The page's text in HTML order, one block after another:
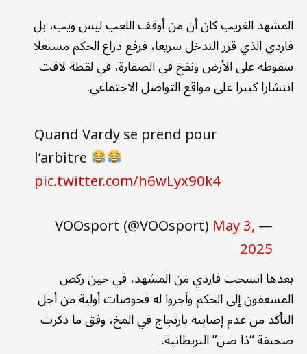
المشهد الغريب كان أن من أوقف اللعب ليس ويب، بل
فاردي الذي قرر التدخل سريعا، فرفع ذراع الحكم مستغلا
سقوطه على الأرض ونفخ في الصفارة، في لقطة لاقت
انتشارا كبيرا على مواقع التواصل الاجتماعي.
Quand Vardy se prend pour
l’arbitre
pic.twitter.com/h6wLyx90k4
— VOOsport (@VOOsport)
May 3,
2025
بعدها انسحب فاردي من المشهد، في حين ركض
المسعفون إلى الحكم وأجروا له فحوصات أولية من أجل
التأكد من عدم إصابته بارتجاج في المخ، وفق ما ذكرت
صحيفة “ذا صن” البريطانية.